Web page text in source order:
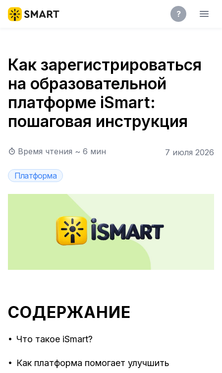
?
Как зарегистрироваться
на образовательной
платформе iSmart:
пошаговая инструкция
Время чтения ~ 6 мин 7 июля 2026
Платформа
СОДЕРЖАНИЕ
• Что такое iSmart?
• Как платформа помогает улучшить